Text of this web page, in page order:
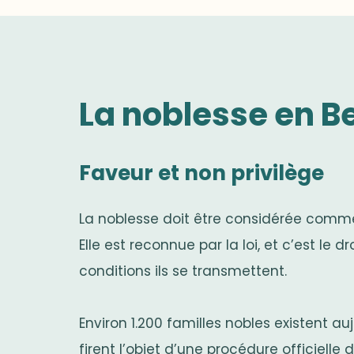
La noblesse en
Faveur et non privilège
La noblesse doit être considérée
Elle est reconnue par la loi, et c’est le
conditions ils se transmettent.
Environ 1.200 familles nobles existent
firent l’objet d’une procédure officielle